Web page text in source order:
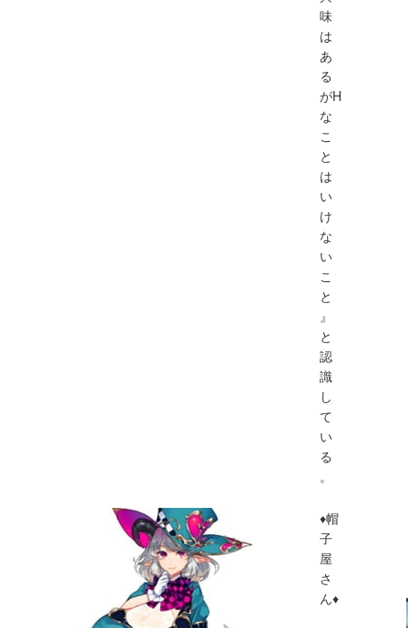
味
は
あ
る
がH
な
こ
と
は
い
け
な
い
こ
と
』
と
認
識
し
て
い
る
。
♦帽
子
屋
さ
ん♦